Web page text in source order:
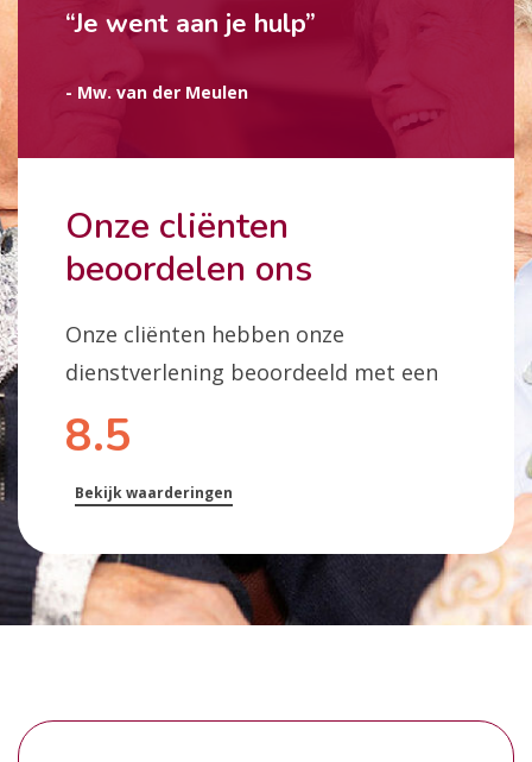
Onze cliënten
beoordelen ons
Onze cliënten hebben onze
dienstverlening beoordeeld met een
8.5
Bekijk waarderingen
“Je went aan je hulp”
- Mw. van der Meulen